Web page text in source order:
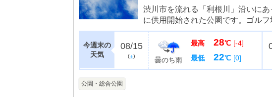
渋川市を流れる「利根川」沿いに
に供用開始された公園です。ゴル
広がっています。お散歩はもちろ
すすめ。見通しも良いので、子ども
今週末の
天気
08/15
(土) 曇のち雨
最高 28℃ [-4]
最低
22℃ [0]
公園・総合公園